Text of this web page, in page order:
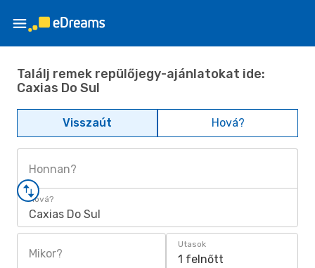
Találj remek repülőjegy-ajánlatokat ide:
Caxias Do Sul
Visszaút Hová?
Honnan?
Hová?
Caxias Do Sul
Mikor?
Utasok
1 felnőtt